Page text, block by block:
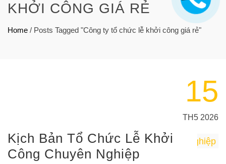
KHỞI CÔNG GIÁ RẺ
Home / Posts Tagged "Công ty tổ chức lễ khởi công giá rẻ"
15
TH5 2026
Kịch Bản Tổ Chức Lễ Khởi
Công Chuyên Nghiệp